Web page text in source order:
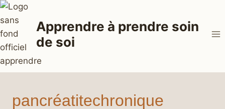
Aller
au
contenu
Apprendre à prendre soin
de soi
pancréatitechronique